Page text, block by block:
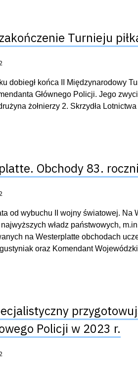
Turnieju
dobiegł końca II Międzynarodowy
Głównego Policji. Jego
żołnierzy 2. Skrzydła
Obchody 83.
od wybuchu II wojny światowej. Na
najwyższych władz państwowych,
na Westerplatte obchodach
oraz Komendant
Policji w 2023 r.